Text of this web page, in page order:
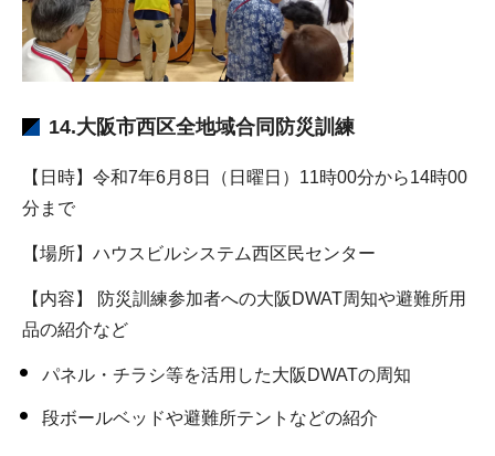
14.大阪市西区全地域合同防災訓練
【日時】令和7年6月8日（日曜日）11時00分から14時00
分まで
【場所】ハウスビルシステム西区民センター
【内容】 防災訓練参加者への大阪DWAT周知や避難所用
品の紹介など
パネル・チラシ等を活用した大阪DWATの周知
段ボールベッドや避難所テントなどの紹介